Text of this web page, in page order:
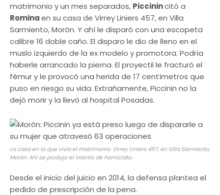
matrimonio y un mes separados, Piccinincitó a
Rominaen su casa de Virrey Liniers 457, en Villa
Sarmiento, Morón. Y ahí le disparó con una escopeta
calibre 16 doble caño. El disparo le dio de lleno en el
muslo izquierdo de la ex modelo y promotora. Podría
haberle arrancado la pierna. El proyectil le fracturó el
fémur y le provocó una herida de 17 centímetros que
puso en riesgo su vida. Extrañamente, Piccinin no la
dejó morir y la llevó al hospital Posadas.
La casa en la que vivía el matrimonio: Virrey Liniers 457, en Villa Sarmiento,
Morón. Ahí se produjo el intento de homicidio.
Desde el inicio del juicio en 2014, la defensa plantea el
pedido de prescripción de la pena.